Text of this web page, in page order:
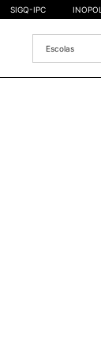
SIGQ-IPC INOPOL
Escolas